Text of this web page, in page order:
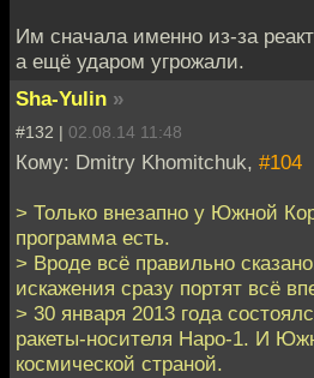
Им сначала именно из-за
а ещё ударом угрожали.
Sha-Yulin »
#132 | 02.08.14 11:48
Кому: Dmitry Khomitchuk, #104
> Только внезапно у Южной
программа есть.
> Вроде всё правильно
искажения сразу портят всё
> 30 января 2013 года
ракеты-носителя Наро-1. И
космической страной.